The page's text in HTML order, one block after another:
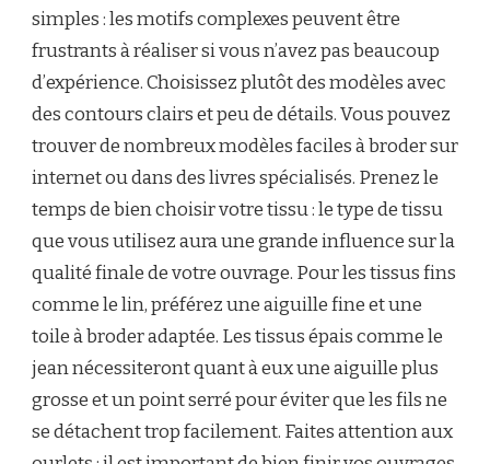
simples : les motifs complexes peuvent être
frustrants à réaliser si vous n’avez pas beaucoup
d’expérience. Choisissez plutôt des modèles avec
des contours clairs et peu de détails. Vous pouvez
trouver de nombreux modèles faciles à broder sur
internet ou dans des livres spécialisés. Prenez le
temps de bien choisir votre tissu : le type de tissu
que vous utilisez aura une grande influence sur la
qualité finale de votre ouvrage. Pour les tissus fins
comme le lin, préférez une aiguille fine et une
toile à broder adaptée. Les tissus épais comme le
jean nécessiteront quant à eux une aiguille plus
grosse et un point serré pour éviter que les fils ne
se détachent trop facilement. Faites attention aux